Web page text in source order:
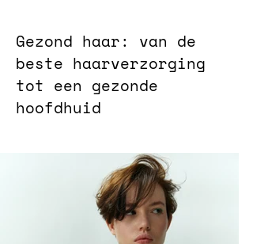
Gezond haar: van de
beste haarverzorging
tot een gezonde
hoofdhuid